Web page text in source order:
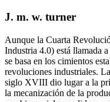
J. m. w. turner
Aunque la Cuarta
Industria 4.0) está llamada
se basa en los cimientos
revoluciones industriales.
siglo XVIII dio lugar a la
la mecanización de la